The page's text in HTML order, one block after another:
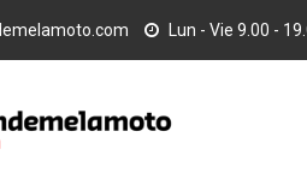
Lun - Vie 9.00 -